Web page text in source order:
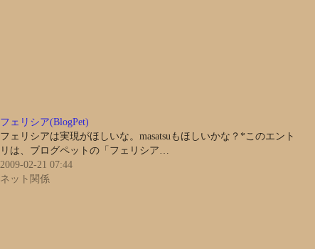
フェリシア(BlogPet)
フェリシアは実現がほしいな。masatsuもほしいかな？*このエント
リは、ブログペットの「フェリシア…
2009-02-21 07:44
ネット関係